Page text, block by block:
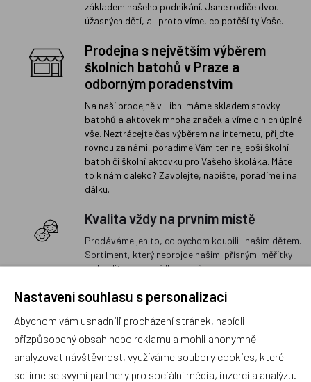
základem našeho podnikání. Jsme rodiče dvou
úžasných dětí, a i proto víme, co potěší ty Vaše.
Prodejna s největším výběrem
školních batohů v Praze a
odborným poradenstvím
Na naší prodejně v Libni máme skladem stovky
batohů a aktovek mnoha značek a víme o nich úplně
vše. Neztrácejte čas výběrem na internetu, přijďte
rovnou za námi, poradíme Vám ten nejlepší školní
batoh či školní aktovku pro Vašeho školáka. Máte
to k nám daleko? Zavolejte, napište, poradíme i na
dálku.
Kvalita vždy na prvním místě
Prodáváme jen to, co bychom koupili i našim dětem.
Sortiment, který neprojde našimi přísnými měřítky
na kvalitu, do nabídky nezařazujeme.
Rychlé vyřízení reklamace i na dálku
Pokud to povaha vady umožňuje (zjevná
neopravitelnost výrobku), reklamaci vyřídíme i na
základě pouhého zaslání fotografií na náš email a
vyměníme zboží kus za kus. Vždy se snažíme šetřit
Váš čas a peníze. Můžeme si to dovolit, protože
Nastavení souhlasu s personalizací
Abychom vám usnadnili procházení stránek, nabídli
přizpůsobený obsah nebo reklamu a mohli anonymně
analyzovat návštěvnost, využíváme soubory cookies, které
sdílíme se svými partnery pro sociální média, inzerci a analýzu.